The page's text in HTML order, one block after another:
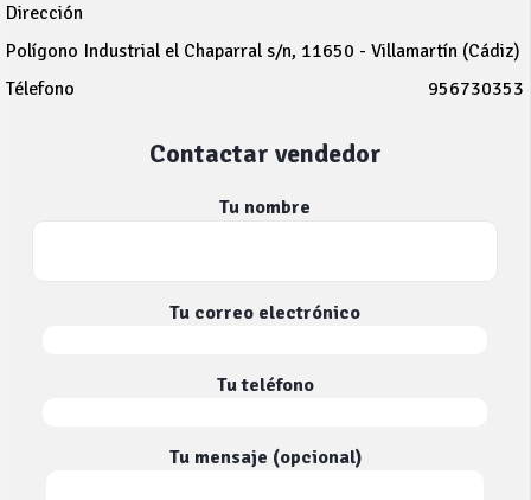
Dirección
Polígono Industrial el Chaparral s/n, 11650 - Villamartín (Cádiz)
Télefono
956730353
Contactar vendedor
Tu nombre
Tu correo electrónico
Tu teléfono
Tu mensaje (opcional)